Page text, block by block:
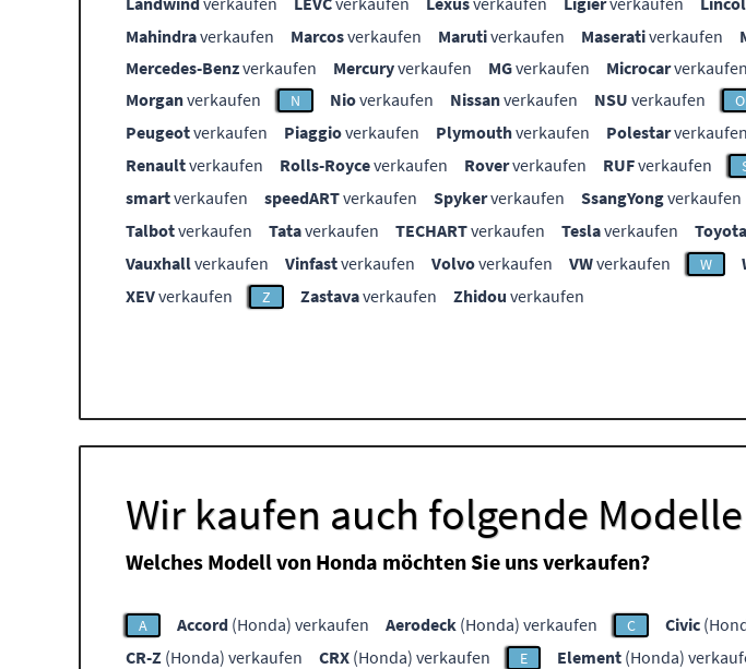
Mahindraverkaufen Marcosverkaufen Marutiverkaufen Maserativerkaufen
Mercedes-Benzverkaufen Mercuryverkaufen MGverkaufen Microcarverkaufen
Morganverkaufen N Nioverkaufen Nissanverkaufen NSU verkaufen O
Peugeotverkaufen Piaggioverkaufen Plymouthverkaufen Polestarverkaufen
Renaultverkaufen Rolls-Royceverkaufen Roververkaufen RUFverkaufen
smartverkaufen speedARTverkaufen Spykerverkaufen SsangYongverkaufen
Talbotverkaufen Tataverkaufen TECHARTverkaufen Teslaverkaufen Toyota
Vauxhallverkaufen Vinfastverkaufen Volvoverkaufen VWverkaufen W
XEVverkaufen Z Zastavaverkaufen Zhidou verkaufen
Wir kaufen auch folgende
Welches Modell von Honda möchten Sie uns verkaufen?
A Accord (Honda) verkaufen Aerodeck (Honda) verkaufen C Civic
CR-Z (Honda) verkaufen CRX (Honda) verkaufen E Element (Honda)